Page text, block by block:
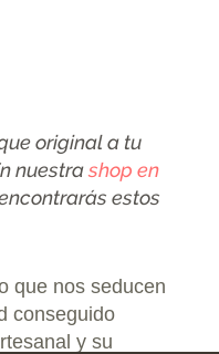
original a tu
nuestrashop en
estos
que nos seducen
conseguido
y su